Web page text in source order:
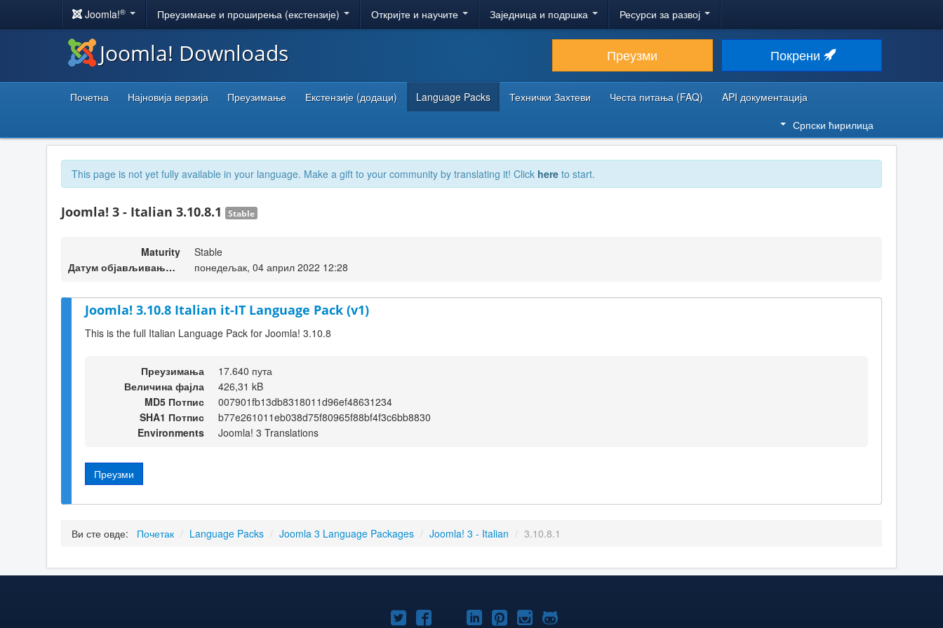
Joomla!® Преузимање и проширења (екстензије) Откријте и научите Заједница и подршка Ресурси за развој
Joomla! Downloads Преузми Покрени
Почетна Најновија верзија Преузимање Екстензије (додаци) Language Packs Технички Захтеви Честа питања (FAQ)
API документација
Српски ћирилица
This page is not yet fully available in your language. Make a gift to your community by translating it! Click here to start.
Joomla! 3 - Italian 3.10.8.1 Stable
Maturity
Stable
Датум објављивања верзије
понедељак, 04 април 2022 12:28
Joomla! 3.10.8 Italian it-IT Language Pack (v1)
This is the full Italian Language Pack for Joomla! 3.10.8
Преузимања
17.640 пута
Величина фајла
426,31 kB
MD5 Потпис
007901fb13db8318011d96ef48631234
SHA1 Потпис
b77e261011eb038d75f80965f88bf4f3c6bb8830
Environments
Joomla! 3 Translations
Преузми
Ви сте овде: Почетак / Language Packs / Joomla 3 Language Packages / Joomla! 3 - Italian / 3.10.8.1
Joomla!Joomla!Joomla!
Joomla!Joomla!
Joomla!Joomla!